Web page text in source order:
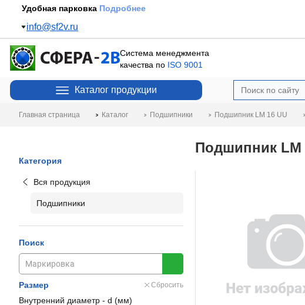
Удобная парковка Подробнее
info@sf2v.ru
Система менеджмента
качества по ISO 9001
Каталог продукции
Главная страница Каталог Подшипники Подшипник LM 16 UU
Категория
Вся продукция
Подшипники
Поиск
Размер Сбросить
Внутренний диаметр - d (мм)
Подшипник LM